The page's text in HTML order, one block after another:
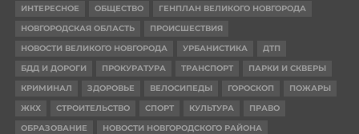
ИНТЕРЕСНОЕ ОБЩЕСТВО
ГЕНПЛАН ВЕЛИКОГО НОВГОРОДА
НОВГОРОДСКАЯ ОБЛАСТЬ
ПРОИСШЕСТВИЯ
НОВОСТИ ВЕЛИКОГО НОВГОРОДА
УРБАНИСТИКА
ДТП
БДД И ДОРОГИ
ПРОКУРАТУРА ТРАНСПОРТ
ПАРКИ И СКВЕРЫ
КРИМИНАЛ
ЗДОРОВЬЕ ВЕЛОСИПЕДЫ ГОРОСКОП
ПОЖАРЫ
ЖКХ
СТРОИТЕЛЬСТВО СПОРТ КУЛЬТУРА
ПРАВО
ОБРАЗОВАНИЕ
НОВОСТИ НОВГОРОДСКОГО РАЙОНА